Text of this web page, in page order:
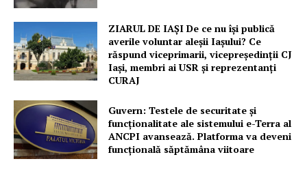
ZIARUL DE IAȘI De ce nu își publică
averile voluntar aleșii Iașului? Ce
răspund viceprimarii, vicepreședinții CJ
Iași, membri ai USR și reprezentanți
CURAJ
Guvern: Testele de securitate și
funcționalitate ale sistemului e-Terra al
ANCPI avansează. Platforma va deveni
funcțională săptămâna viitoare